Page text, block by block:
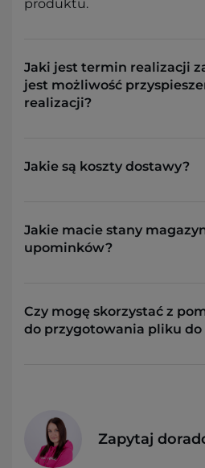
produktu.
Jaki jest termin realizacji
jest możliwość
realizacji?
Jakie są koszty dostawy?
Jakie macie stany
upominków?
Czy mogę skorzystać z
do przygotowania pliku do
Zapytaj